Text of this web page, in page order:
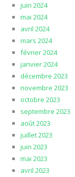
juin 2024
mai 2024
avril 2024
mars 2024
février 2024
janvier 2024
décembre 2023
novembre 2023
octobre 2023
septembre 2023
août 2023
juillet 2023
juin 2023
mai 2023
avril 2023